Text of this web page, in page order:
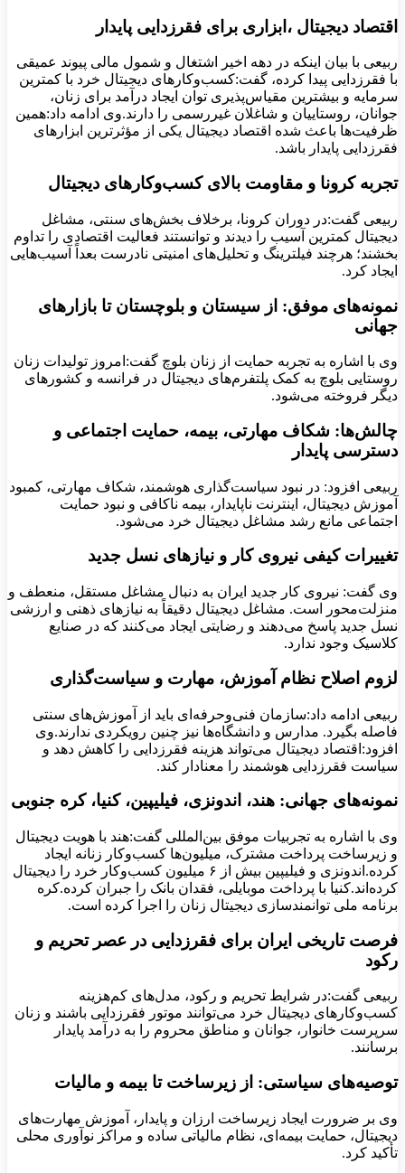
اقتصاد دیجیتال ،ابزاری برای فقرزدایی پایدار
ربیعی با بیان اینکه در دهه اخیر اشتغال و شمول مالی پیوند عمیقی
با فقرزدایی پیدا کرده، گفت:کسب‌وکارهای دیجیتال خرد با کمترین
سرمایه و بیشترین مقیاس‌پذیری توان ایجاد درآمد برای زنان،
جوانان، روستاییان و شاغلان غیررسمی را دارند.وی ادامه داد:همین
ظرفیت‌ها باعث شده اقتصاد دیجیتال یکی از مؤثرترین ابزارهای
فقرزدایی پایدار باشد.
تجربه کرونا و مقاومت بالای کسب‌وکارهای دیجیتال
ربیعی گفت:در دوران کرونا، برخلاف بخش‌های سنتی، مشاغل
دیجیتال کمترین آسیب را دیدند و توانستند فعالیت اقتصادی را تداوم
بخشند؛ هرچند فیلترینگ و تحلیل‌های امنیتی نادرست بعداً آسیب‌هایی
ایجاد کرد.
نمونه‌های موفق: از سیستان و بلوچستان تا بازارهای
جهانی
وی با اشاره به تجربه حمایت از زنان بلوچ گفت:امروز تولیدات زنان
روستایی بلوچ به کمک پلتفرم‌های دیجیتال در فرانسه و کشورهای
دیگر فروخته می‌شود.
چالش‌ها: شکاف مهارتی، بیمه، حمایت اجتماعی و
دسترسی پایدار
ربیعی افزود: در نبود سیاست‌گذاری هوشمند، شکاف مهارتی، کمبود
آموزش دیجیتال، اینترنت ناپایدار، بیمه ناکافی و نبود حمایت
اجتماعی مانع رشد مشاغل دیجیتال خرد می‌شود.
تغییرات کیفی نیروی کار و نیازهای نسل جدید
وی گفت: نیروی کار جدید ایران به دنبال مشاغل مستقل، منعطف و
منزلت‌محور است. مشاغل دیجیتال دقیقاً به نیازهای ذهنی و ارزشی
نسل جدید پاسخ می‌دهند و رضایتی ایجاد می‌کنند که در صنایع
کلاسیک وجود ندارد.
لزوم اصلاح نظام آموزش، مهارت و سیاست‌گذاری
ربیعی ادامه داد:سازمان فنی‌وحرفه‌ای باید از آموزش‌های سنتی
فاصله بگیرد. مدارس و دانشگاه‌ها نیز چنین رویکردی ندارند.وی
افزود:اقتصاد دیجیتال می‌تواند هزینه فقرزدایی را کاهش دهد و
سیاست فقرزدایی هوشمند را معنادار کند.
نمونه‌های جهانی: هند، اندونزی، فیلیپین، کنیا، کره جنوبی
وی با اشاره به تجربیات موفق بین‌المللی گفت:هند با هویت دیجیتال
و زیرساخت پرداخت مشترک، میلیون‌ها کسب‌وکار زنانه ایجاد
کرده.اندونزی و فیلیپین بیش از ۶ میلیون کسب‌وکار خرد را دیجیتال
کرده‌اند.کنیا با پرداخت موبایلی، فقدان بانک را جبران کرده.کره
برنامه ملی توانمندسازی دیجیتال زنان را اجرا کرده است.
فرصت تاریخی ایران برای فقرزدایی در عصر تحریم و
رکود
ربیعی گفت:در شرایط تحریم و رکود، مدل‌های کم‌هزینه
کسب‌وکارهای دیجیتال خرد می‌توانند موتور فقرزدایی باشند و زنان
سرپرست خانوار، جوانان و مناطق محروم را به درآمد پایدار
برسانند.
توصیه‌های سیاستی: از زیرساخت تا بیمه و مالیات
وی بر ضرورت ایجاد زیرساخت ارزان و پایدار، آموزش مهارت‌های
دیجیتال، حمایت بیمه‌ای، نظام مالیاتی ساده و مراکز نوآوری محلی
تأکید کرد.